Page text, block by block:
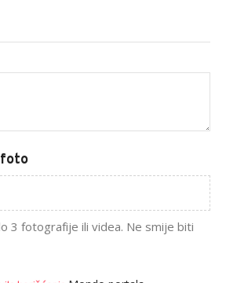
3 fotografije ili videa. Ne smije biti